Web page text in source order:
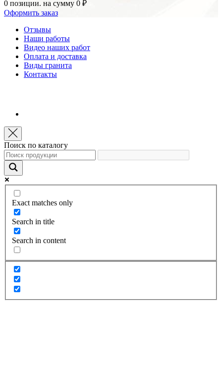
0 позиции. на сумму 0 ₽
Оформить заказ
Отзывы
Наши работы
Видео наших работ
Оплата и доставка
Виды гранита
Контакты
Поиск по каталогу
Exact matches only
Search in title
Search in content